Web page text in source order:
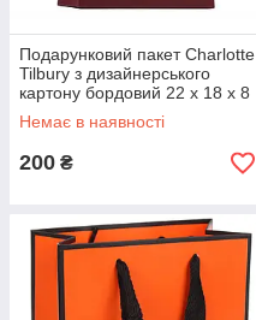
Подарунковий пакет Charlotte
Tilbury з дизайнерського
картону бордовий 22 x 18 x 8
см
Немає в наявності
200 ₴